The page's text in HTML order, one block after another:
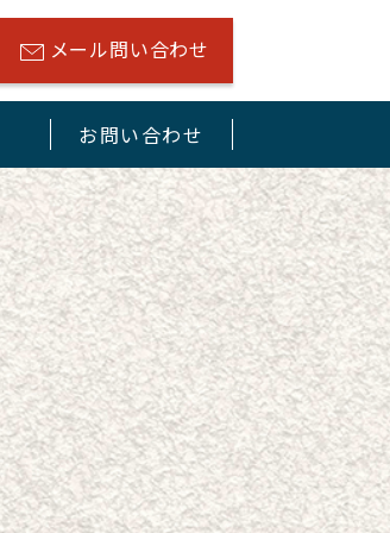
メール問い合わせ
お問い合わせ